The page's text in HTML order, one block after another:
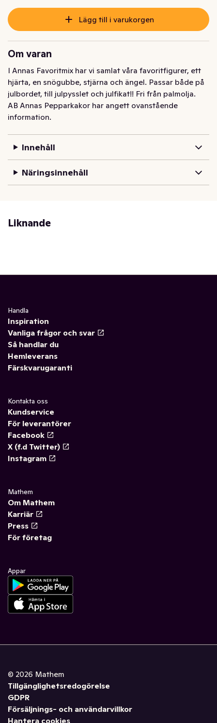
Lägg till i varukorgen
Om varan
I Annas Favoritmix har vi samlat våra favoritfigurer, ett
hjärta, en snögubbe, stjärna och ängel. Passar både på
julbordet, till julpysslet och julfikat!! Fri från palmolja.
AB Annas Pepparkakor har angett ovanstående
information.
Innehåll
Näringsinnehåll
Liknande
Handla
Inspiration
Vanliga frågor och svar
Så handlar du
Hemleverans
Färskvarugaranti
Kontakta oss
Kundservice
För leverantörer
Facebook
X (f.d Twitter)
Instagram
Mathem
Om Mathem
Karriär
Press
För företag
Appar
© 2026 Mathem
Tillgänglighetsredogörelse
GDPR
Försäljnings- och användarvillkor
Hantera cookies